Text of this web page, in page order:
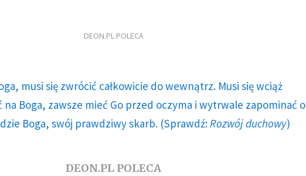
DEON.PL POLECA
musi się zwrócić całkowicie do wewnątrz. Musi się wciąż
Boga, zawsze mieć Go przed oczyma i wytrwale zapominać o
Boga, swój prawdziwy skarb. (Sprawdź: Rozwój duchowy)
DEON.PL POLECA